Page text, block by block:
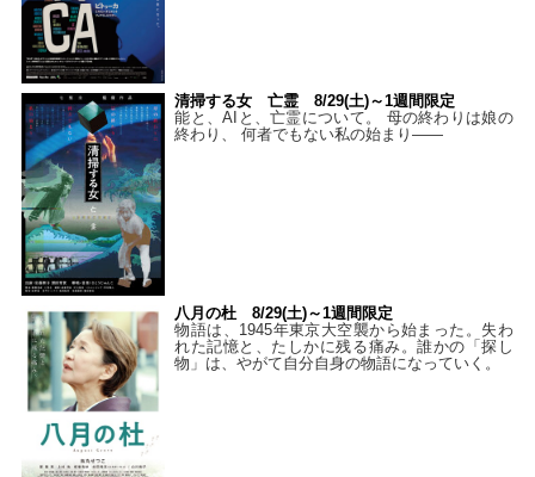
清掃する女 亡霊 8/29(土)～1週間限定
能と、AIと、亡霊について。 母の終わりは娘の
終わり、 何者でもない私の始まり――
八月の杜 8/29(土)～1週間限定
物語は、1945年東京大空襲から始まった。失わ
れた記憶と、たしかに残る痛み。誰かの「探し
物」は、やがて自分自身の物語になっていく。